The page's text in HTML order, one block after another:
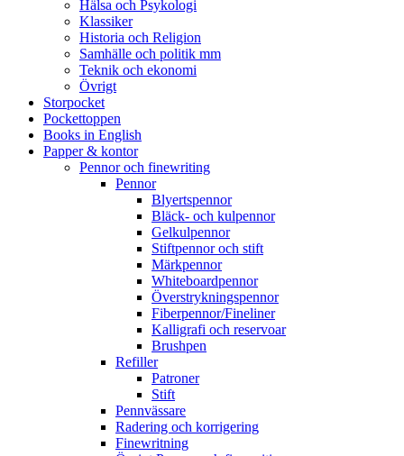
Hälsa och Psykologi
Klassiker
Historia och Religion
Samhälle och politik mm
Teknik och ekonomi
Övrigt
Storpocket
Pockettoppen
Books in English
Papper & kontor
Pennor och finewriting
Pennor
Blyertspennor
Bläck- och kulpennor
Gelkulpennor
Stiftpennor och stift
Märkpennor
Whiteboardpennor
Överstrykningspennor
Fiberpennor/Fineliner
Kalligrafi och reservoar
Brushpen
Refiller
Patroner
Stift
Pennvässare
Radering och korrigering
Finewritning